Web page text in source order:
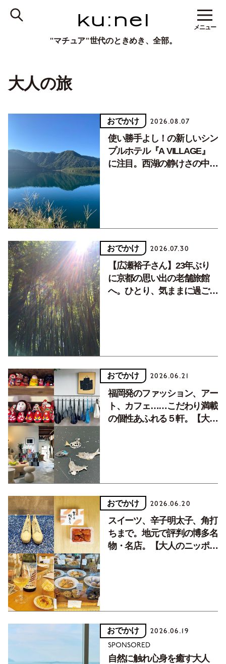
"マチュア"世代のときめき、全部。
メニュー
大人の旅
おでかけ 2026.08.07
使い勝手よし！の新しいシン
プルホテル『A VILLAGE』
に注目。西湖の静けさの中で
おでかけ 2026.07.30
【広瀬裕子さん】23年ぶり
に京都の思い出の老舗旅館
へ。ひとり、気ままに過ごす
おでかけ 2026.06.21
福岡発のファッション、アー
ト、カフェ……こだわり満載
の個性あふれる５軒。【大人
おでかけ 2026.06.20
スイーツ、辛子明太子、角打
ちまで。地元で評判の博多名
物・名店。【大人のニッポン
おでかけ 2026.06.19
SPONSORED
自然に触れ心身を癒す大人